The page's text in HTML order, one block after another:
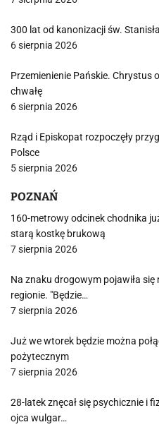
300 lat od kanonizacji św.
6 sierpnia 2026
Przemienienie Pańskie. Chrystus
chwałę
6 sierpnia 2026
Rząd i Episkopat rozpoczęły
Polsce
5 sierpnia 2026
POZNAŃ
160-metrowy odcinek chodnika
starą kostkę brukową
7 sierpnia 2026
Na znaku drogowym pojawiła
regionie. "Będzie…
7 sierpnia 2026
Już we wtorek będzie można
pożytecznym
7 sierpnia 2026
28-latek znęcał się psychicznie i
ojca wulgar…